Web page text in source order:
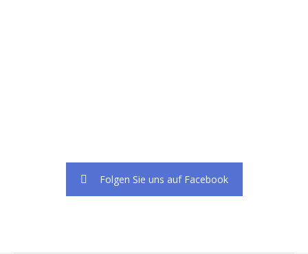
Folgen Sie uns auf Facebook